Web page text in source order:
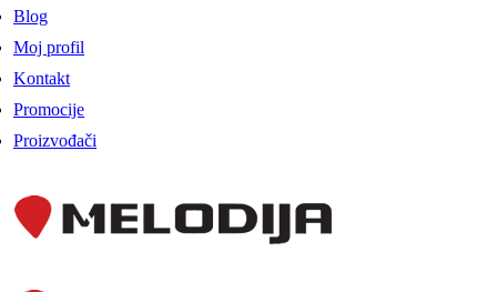
Blog
Moj profil
Kontakt
Promocije
Proizvođači